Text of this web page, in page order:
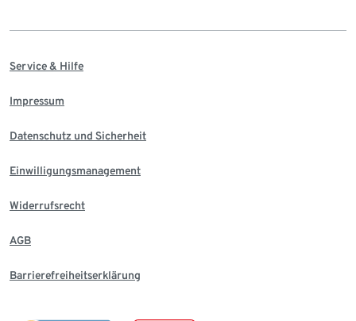
Service & Hilfe
Impressum
Datenschutz und Sicherheit
Einwilligungsmanagement
Widerrufsrecht
AGB
Barrierefreiheitserklärung